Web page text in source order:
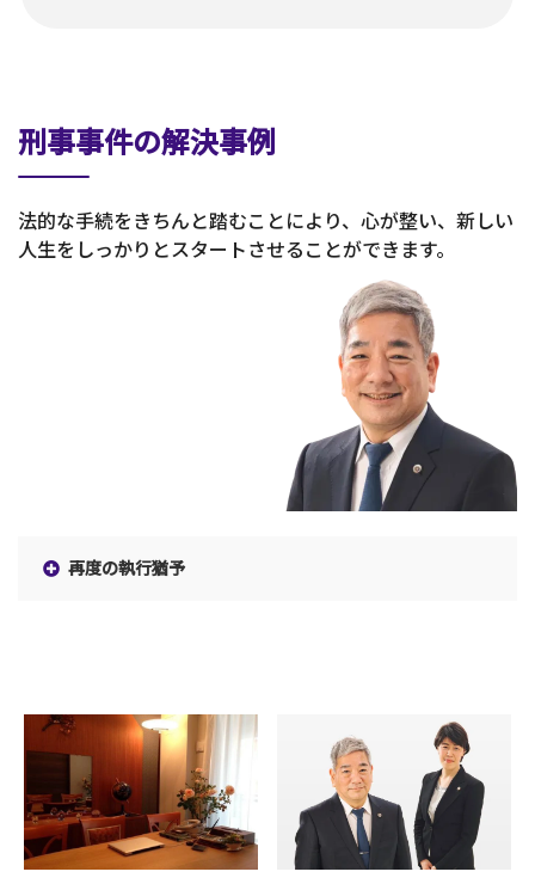
刑事事件の解決事例
法的な手続をきちんと踏むことにより、心が整い、新しい
人生をしっかりとスタートさせることができます。
再度の執行猶予